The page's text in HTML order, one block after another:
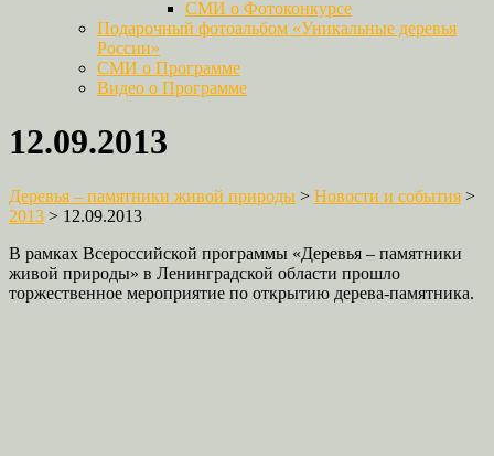
СМИ о Фотоконкурсе
Подарочный фотоальбом «Уникальные деревья
России»
СМИ о Программе
Видео о Программе
12.09.2013
Деревья – памятники живой природы > Новости и события >
2013 > 12.09.2013
В рамках Всероссийской программы «Деревья – памятники
живой природы» в Ленинградской области прошло
торжественное мероприятие по открытию дерева-памятника.